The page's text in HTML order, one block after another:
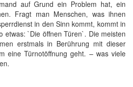
auf Grund ein Problem hat, ein
Fragt man Menschen, was ihnen
in den Sinn kommt, kommt in
etwas: `Die öffnen Türen`. Die meisten
erstmals in Berührung mit dieser
eine Türnotöffnung geht. – was viele